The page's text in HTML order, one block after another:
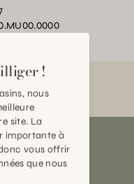
!
nous
site. La
importante à
vous offrir
que nous